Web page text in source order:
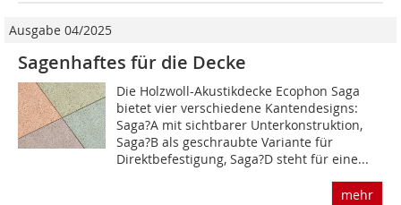
Ausgabe 04/2025
Sagenhaftes für die Decke
Die Holzwoll-Akustikdecke Ecophon Saga
bietet vier verschiedene Kantendesigns:
Saga?A mit sichtbarer Unterkonstruktion,
Saga?B als geschraubte Variante für
Direktbefestigung, Saga?D steht für eine...
mehr